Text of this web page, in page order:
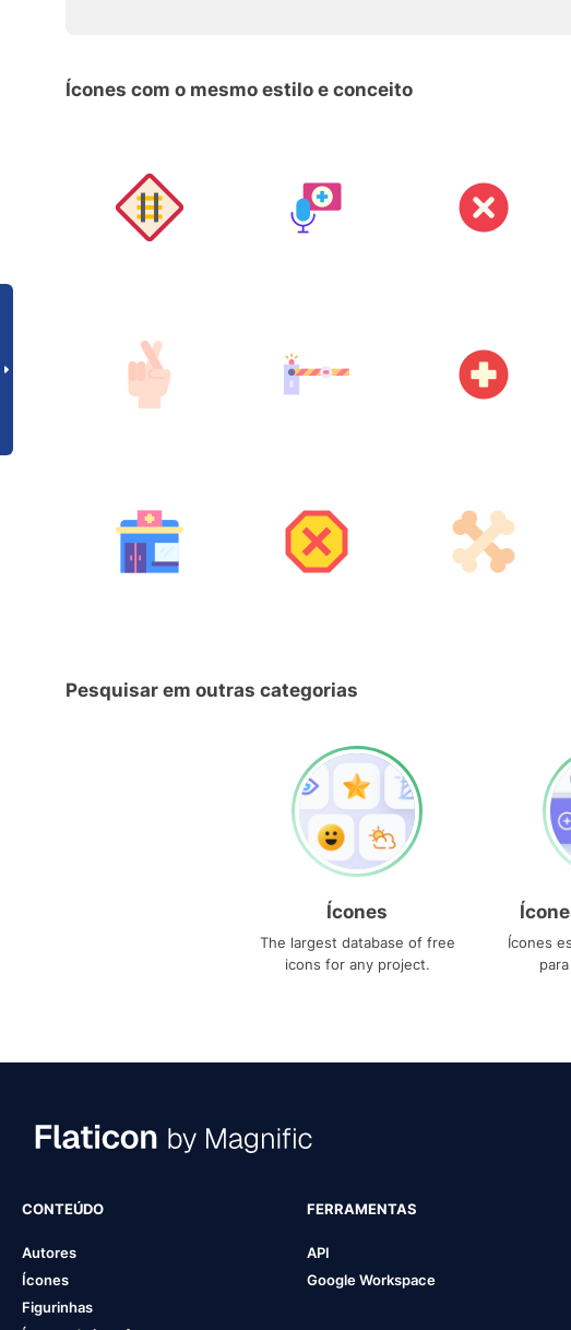
Ícones com o mesmo estilo e conceito
Pesquisar em outras categorias
Ícones
The largest database of free
icons for any project.
Ícones
CONTEÚDO
Autores
Ícones
Figurinhas
FERRAMENTAS
API
Google Workspace